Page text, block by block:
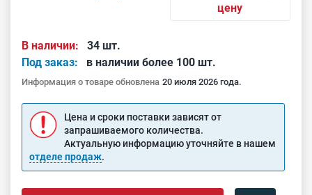
цену
В наличии:
34 шт.
Под заказ:
в наличии более 100 шт.
Информация о товаре обновлена 20 июля 2026 года.
Цена и сроки поставки зависят от
запрашиваемого количества.
Актуальную информацию уточняйте в нашем
отделе продаж.